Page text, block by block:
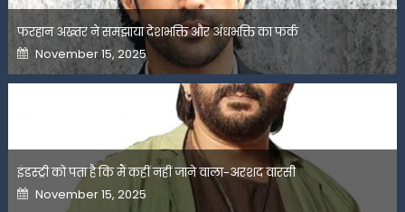
फरहान अख्तर ने समझाया देशभक्ति और अंधभक्ति का फर्क
Posted
on
November 15, 2025
इंडस्ट्री को पता है कि मैं कहीं नहीं जाने वाला-अरशद वारसी
Posted
on
November 15, 2025